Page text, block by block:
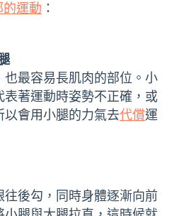
運動 ：
最容易長肌肉的部位。小
表著運動時姿勢不正確，或
會用小腿的力氣去代償運
後勾，同時身體逐漸向前